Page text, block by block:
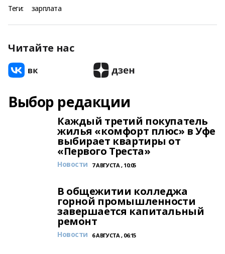
Теги: зарплата
Читайте нас
Выбор редакции
Каждый третий покупатель
жилья «комфорт плюс» в Уфе
выбирает квартиры от
«Первого Треста»
Новости 7 АВГУСТА , 10:05
В общежитии колледжа
горной промышленности
завершается капитальный
ремонт
Новости 6 АВГУСТА , 06:15